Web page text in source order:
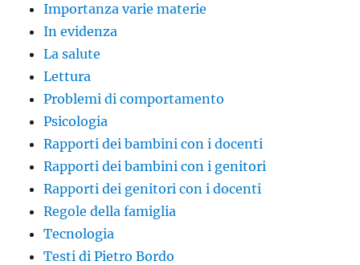
Importanza varie materie
In evidenza
La salute
Lettura
Problemi di comportamento
Psicologia
Rapporti dei bambini con i docenti
Rapporti dei bambini con i genitori
Rapporti dei genitori con i docenti
Regole della famiglia
Tecnologia
Testi di Pietro Bordo